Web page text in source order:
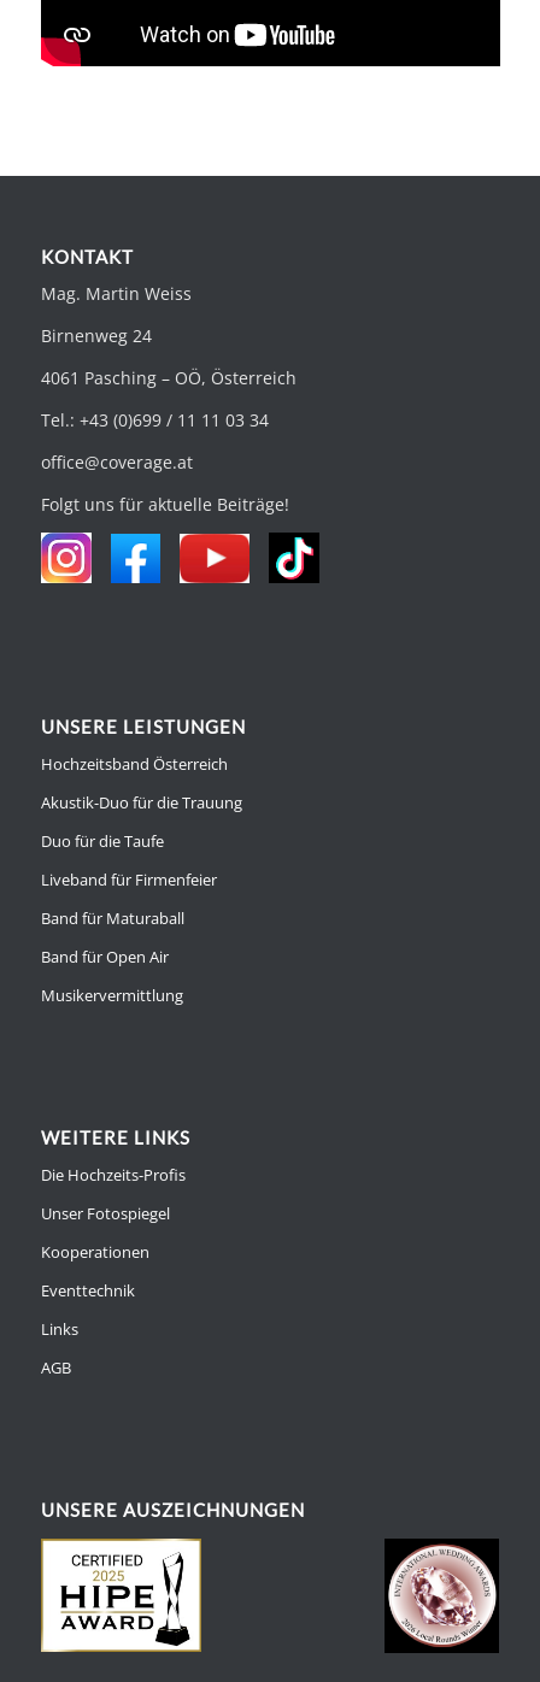
KONTAKT
Mag. Martin Weiss
Birnenweg 24
4061 Pasching – OÖ, Österreich
Tel.: +43 (0)699 / 11 11 03 34
office@coverage.at
Folgt uns für aktuelle Beiträge!
UNSERE LEISTUNGEN
Hochzeitsband Österreich
Akustik-Duo für die Trauung
Duo für die Taufe
Liveband für Firmenfeier
Band für Maturaball
Band für Open Air
Musikervermittlung
WEITERE LINKS
Die Hochzeits-Profis
Unser Fotospiegel
Kooperationen
Eventtechnik
Links
AGB
UNSERE AUSZEICHNUNGEN